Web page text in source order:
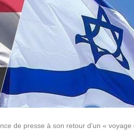
de presse à son retour d’un « voyage